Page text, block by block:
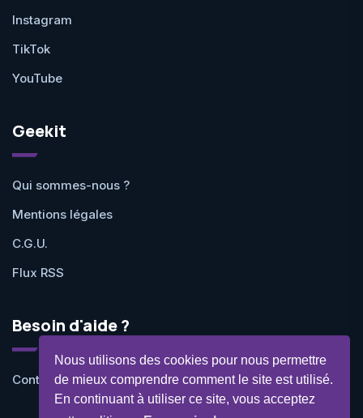
Nous utilisons des cookies pour nous permettre
de mieux comprendre comment le site est utilisé.
En continuant à utiliser ce site, vous acceptez
Instagram
TikTok
YouTube
Geekit
Qui sommes-nous ?
Mentions légales
C.G.U.
Flux RSS
Besoin d'aide ?
Contactez-nous